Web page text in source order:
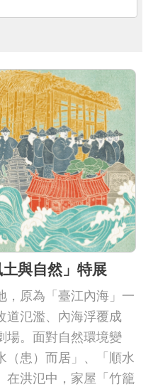
土與自然」特展
，原為「臺江內海」一
道氾濫、內海浮覆成
場。面對自然環境變
（患）而居」、「順水
在洪氾中，家屋「竹籠